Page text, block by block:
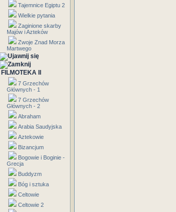
Tajemnice Egiptu 2
Wielkie pytania
Zaginione skarby
Majów i Azteków
Zwoje Znad Morza
Martwego
FILMOTEKA II
7 Grzechów
Głównych - 1
7 Grzechów
Głównych - 2
Abraham
Arabia Saudyjska
Aztekowie
Bizancjum
Bogowie i Boginie -
Grecja
Buddyzm
Bóg i sztuka
Celtowie
Celtowie 2